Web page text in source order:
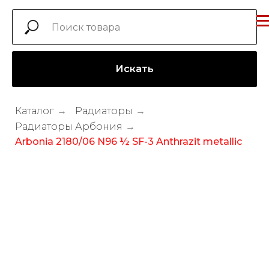
Искать
Каталог → Радиаторы →
Радиаторы Арбония →
Arbonia 2180/06 N96 ½ SF-3 Anthrazit metallic